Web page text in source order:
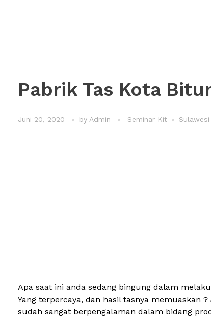
Pabrik Tas Kota
Juni 20, 2020 by Admin Seminar Kit
Apa saat ini anda sedang bingung dalam
Yang terpercaya, dan hasil tasnya memuaskan
sudah sangat berpengalaman dalam bidang